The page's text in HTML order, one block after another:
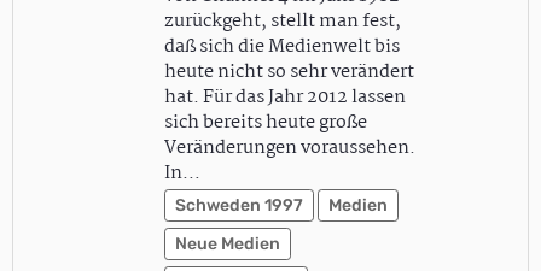
zurückgeht, stellt man fest,
daß sich die Medienwelt bis
heute nicht so sehr verändert
hat. Für das Jahr 2012 lassen
sich bereits heute große
Veränderungen voraussehen.
In…
Schweden 1997
Medien
Neue Medien